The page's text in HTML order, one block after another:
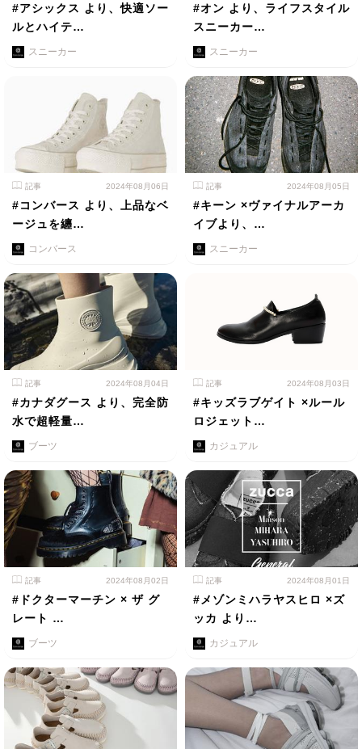
#アシックス より、快適ソー
ルとハイテ…
スニーカー
#オン より、ライフスタイル
スニーカー…
スニーカー
記事 2024年08月06日
#コンバース より、上品なベ
ージュを纏…
コンバース
記事 2024年08月05日
#キーン ×ヴァイナルアーカ
イブより、…
スニーカー
記事 2024年08月04日
#カナダグース より、完全防
水で超軽量…
ブーツ
記事 2024年08月03日
#キッズラブゲイト ×ルール
ロジェット…
カジュアル
記事 2024年08月02日
#ドクターマーチン × ザ グ
レート …
ブーツ
記事 2024年08月01日
#メゾンミハラヤスヒロ ×ズ
ッカ より…
カジュアル